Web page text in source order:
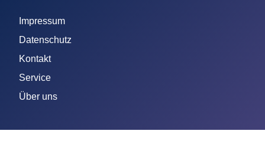
Impressum
Datenschutz
Kontakt
Service
Über uns